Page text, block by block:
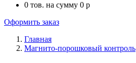
0 тов. на сумму 0 p
Оформить заказ
Главная
Магнито-порошковый контроль